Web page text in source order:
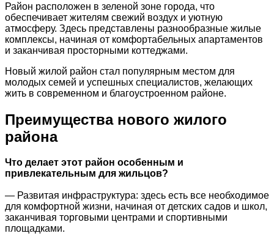
Район расположен в зеленой зоне города, что
обеспечивает жителям свежий воздух и уютную
атмосферу. Здесь представлены разнообразные жилые
комплексы, начиная от комфортабельных апартаментов
и заканчивая просторными коттеджами.
Новый жилой район стал популярным местом для
молодых семей и успешных специалистов, желающих
жить в современном и благоустроенном районе.
Преимущества нового жилого
района
Что делает этот район особенным и
привлекательным для жильцов?
— Развитая инфраструктура: здесь есть все необходимое
для комфортной жизни, начиная от детских садов и школ,
заканчивая торговыми центрами и спортивными
площадками.